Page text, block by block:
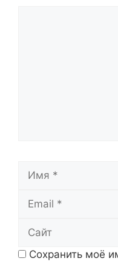
Сохранить моё